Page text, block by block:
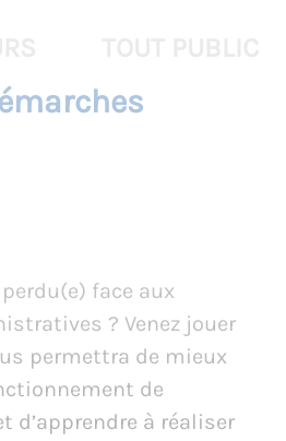
face aux
? Venez jouer
permettra de mieux
de
d’apprendre à réaliser